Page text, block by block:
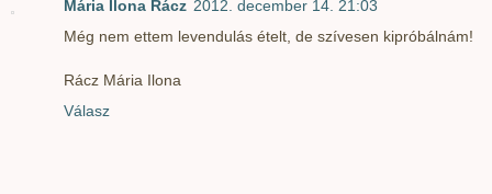
Mária Ilona Rácz 2012. december 14. 21:03
Még nem ettem levendulás ételt, de szívesen kipróbálnám!
Rácz Mária Ilona
Válasz